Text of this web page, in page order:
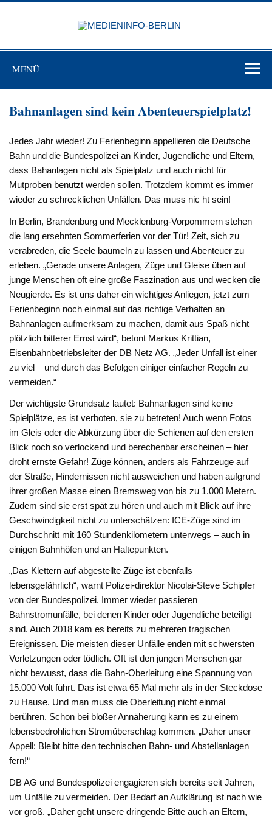
Zum
MENÜ
Bahnanlagen sind kein Abenteuerspielplatz!
Jedes Jahr wieder! Zu Ferienbeginn appellieren die Deutsche
Bahn und die Bundespolizei an Kinder, Jugendliche und Eltern,
dass Bahanlagen nicht als Spielplatz und auch nicht für
Mutproben benutzt werden sollen. Trotzdem kommt es immer
wieder zu schrecklichen Unfällen. Das muss nic ht sein!
In Berlin, Brandenburg und Mecklenburg-Vorpommern stehen
die lang ersehnten Sommerferien vor der Tür! Zeit, sich zu
verabreden, die Seele baumeln zu lassen und Abenteuer zu
erleben. „Gerade unsere Anlagen, Züge und Gleise üben auf
junge Menschen oft eine große Faszination aus und wecken die
Neugierde. Es ist uns daher ein wichtiges Anliegen, jetzt zum
Ferienbeginn noch einmal auf das richtige Verhalten an
Bahnanlagen aufmerksam zu machen, damit aus Spaß nicht
plötzlich bitterer Ernst wird“, betont Markus Krittian,
Eisenbahnbetriebsleiter der DB Netz AG. „Jeder Unfall ist einer
zu viel – und durch das Befolgen einiger einfacher Regeln zu
vermeiden.“
Der wichtigste Grundsatz lautet: Bahnanlagen sind keine
Spielplätze, es ist verboten, sie zu betreten! Auch wenn Fotos
im Gleis oder die Abkürzung über die Schienen auf den ersten
Blick noch so verlockend und berechenbar erscheinen – hier
droht ernste Gefahr! Züge können, anders als Fahrzeuge auf
der Straße, Hindernissen nicht ausweichen und haben aufgrund
ihrer großen Masse einen Bremsweg von bis zu 1.000 Metern.
Zudem sind sie erst spät zu hören und auch mit Blick auf ihre
Geschwindigkeit nicht zu unterschätzen: ICE-Züge sind im
Durchschnitt mit 160 Stundenkilometern unterwegs – auch in
einigen Bahnhöfen und an Haltepunkten.
„Das Klettern auf abgestellte Züge ist ebenfalls
lebensgefährlich“, warnt Polizei-direktor Nicolai-Steve Schipfer
von der Bundespolizei. Immer wieder passieren
Bahnstromunfälle, bei denen Kinder oder Jugendliche beteiligt
sind. Auch 2018 kam es bereits zu mehreren tragischen
Ereignissen. Die meisten dieser Unfälle enden mit schwersten
Verletzungen oder tödlich. Oft ist den jungen Menschen gar
nicht bewusst, dass die Bahn-Oberleitung eine Spannung von
15.000 Volt führt. Das ist etwa 65 Mal mehr als in der Steckdose
zu Hause. Und man muss die Oberleitung nicht einmal
berühren. Schon bei bloßer Annäherung kann es zu einem
lebensbedrohlichen Stromüberschlag kommen. „Daher unser
Appell: Bleibt bitte den technischen Bahn- und Abstellanlagen
fern!“
DB AG und Bundespolizei engagieren sich bereits seit Jahren,
um Unfälle zu vermeiden. Der Bedarf an Aufklärung ist nach wie
vor groß. „Daher geht unsere dringende Bitte auch an Eltern,